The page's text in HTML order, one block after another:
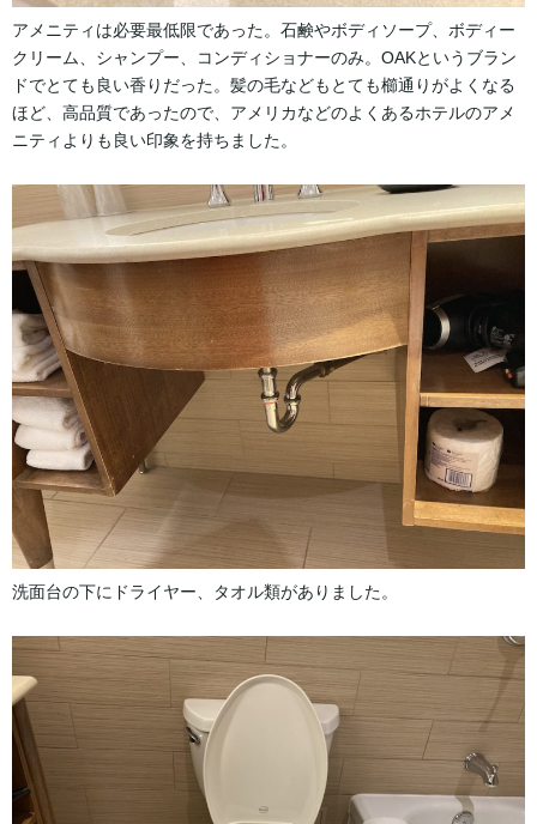
アメニティは必要最低限であった。石鹸やボディソープ、ボディー
クリーム、シャンプー、コンディショナーのみ。OAKというブラン
ドでとても良い香りだった。髪の毛などもとても櫛通りがよくなる
ほど、高品質であったので、アメリカなどのよくあるホテルのアメ
ニティよりも良い印象を持ちました。
洗面台の下にドライヤー、タオル類がありました。